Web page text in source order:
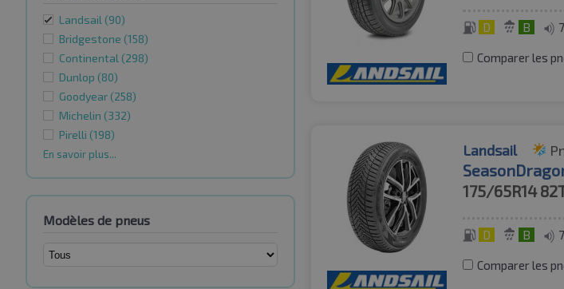
Landsail (90)
Bridgestone (158)
Continental (298)
Dunlop (80)
Goodyear (258)
Michelin (332)
Pirelli (198)
En savoir plus...
Modèles de pneus
D B
Comparer les
Landsail
175/65R14
D B
Comparer les